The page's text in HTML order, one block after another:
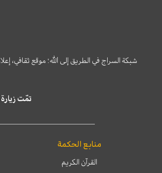
شبكة السراج في الطريق إلى الله؛ موقع ثقافي،
تمّت زيارة موقع سراج ٤,٨٠٠,٠٠٠ مرة خلال الستة أشهر
منابع الحكمة
القرآن الكريم